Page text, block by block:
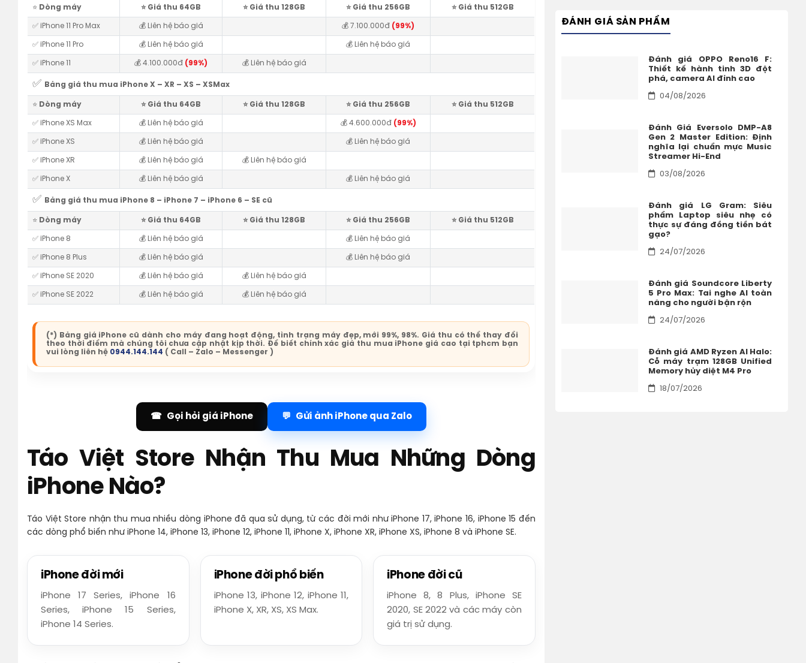
⭐️ Dòng máy ⭐️ Giá thu 64GB ⭐️ Giá thu 128GB ⭐️ Giá thu 256GB ⭐️ Giá thu 512GB
✅ iPhone 11 Pro Max 💰 Liên hệ báo giá 💰 7.100.000đ (99%)
✅ iPhone 11 Pro 💰 Liên hệ báo giá 💰 Liên hệ báo giá
✅ iPhone 11 💰 4.100.000đ (99%) 💰 Liên hệ báo giá
✅ Bảng giá thu mua iPhone X – XR – XS – XSMax
⭐️ Dòng máy ⭐️ Giá thu 64GB ⭐️ Giá thu 128GB ⭐️ Giá thu 256GB ⭐️ Giá thu 512GB
✅ iPhone XS Max 💰 Liên hệ báo giá 💰 4.600.000đ (99%)
✅ iPhone XS 💰 Liên hệ báo giá 💰 Liên hệ báo giá
✅ iPhone XR 💰 Liên hệ báo giá 💰 Liên hệ báo giá
✅ iPhone X 💰 Liên hệ báo giá 💰 Liên hệ báo giá
✅ Bảng giá thu mua iPhone 8 – iPhone 7 – iPhone 6 – SE cũ
⭐️ Dòng máy ⭐️ Giá thu 64GB ⭐️ Giá thu 128GB ⭐️ Giá thu 256GB ⭐️ Giá thu 512GB
✅ iPhone 8 💰 Liên hệ báo giá 💰 Liên hệ báo giá
✅ iPhone 8 Plus 💰 Liên hệ báo giá 💰 Liên hệ báo giá
✅ iPhone SE 2020 💰 Liên hệ báo giá 💰 Liên hệ báo giá
✅ iPhone SE 2022 💰 Liên hệ báo giá 💰 Liên hệ báo giá
(*) Bảng giá iPhone cũ dành cho máy đang hoạt động, tình trạng máy đẹp, mới 99%, 98%. Giá thu có thể thay đổi
theo thời điểm mà chúng tôi chưa cập nhật kịp thời. Để biết chính xác giá thu mua iPhone giá cao tại tphcm bạn
vui lòng liên hệ 0944.144.144 ( Call – Zalo – Messenger )
Gọi hỏi giá iPhone Gửi ảnh iPhone qua Zalo
Táo Việt Store Nhận Thu Mua Những Dòng
iPhone Nào?
Táo Việt Store nhận thu mua nhiều dòng iPhone đã qua sử dụng, từ các đời mới như iPhone 17, iPhone 16, iPhone 15 đến
các dòng phổ biến như iPhone 14, iPhone 13, iPhone 12, iPhone 11, iPhone X, iPhone XR, iPhone XS, iPhone 8 và iPhone SE.
iPhone đời mới
iPhone 17 Series, iPhone 16
Series, iPhone 15 Series,
iPhone 14 Series.
iPhone đời phổ biến
iPhone 13, iPhone 12, iPhone 11,
iPhone X, XR, XS, XS Max.
iPhone đời cũ
iPhone 8, 8 Plus, iPhone SE
2020, SE 2022 và các máy còn
giá trị sử dụng.
ĐÁNH GIÁ SẢN PHẨM
Đánh giá OPPO Reno16 F:
Thiết kế hành tinh 3D đột
phá, camera AI đỉnh cao
04/08/2026
Đánh Giá Eversolo DMP-A8
Gen 2 Master Edition: Định
nghĩa lại chuẩn mực Music
Streamer Hi-End
03/08/2026
Đánh giá LG Gram: Siêu
phẩm Laptop siêu nhẹ có
thực sự đáng đồng tiền bát
gạo?
24/07/2026
Đánh giá Soundcore Liberty
5 Pro Max: Tai nghe AI toàn
năng cho người bận rộn
24/07/2026
Đánh giá AMD Ryzen AI Halo:
Cỗ máy trạm 128GB Unified
Memory hủy diệt M4 Pro
18/07/2026